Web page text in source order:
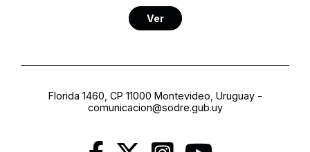
Ver
Florida 1460, CP 11000 Montevideo, Uruguay-
comunicacion@sodre.gub.uy